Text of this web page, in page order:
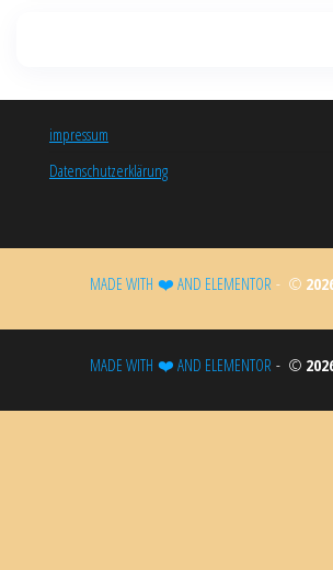
impressum
Datenschutzerklärung
MADE WITH ❤️ AND ELEMENTOR​ - ©
MADE WITH ❤️ AND ELEMENTOR​ - ©